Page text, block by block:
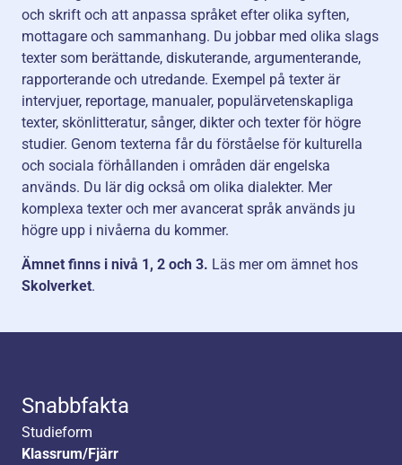
och skrift och att anpassa språket efter olika syften,
mottagare och sammanhang. Du jobbar med olika slags
texter som berättande, diskuterande, argumenterande,
rapporterande och utredande. Exempel på texter är
intervjuer, reportage, manualer, populärvetenskapliga
texter, skönlitteratur, sånger, dikter och texter för högre
studier. Genom texterna får du förståelse för kulturella
och sociala förhållanden i områden där engelska
används. Du lär dig också om olika dialekter. Mer
komplexa texter och mer avancerat språk används ju
högre upp i nivåerna du kommer.
Ämnet finns i nivå 1, 2 och 3. Läs mer om ämnet hos
Skolverket.
Snabbfakta
Studieform
Klassrum/Fjärr